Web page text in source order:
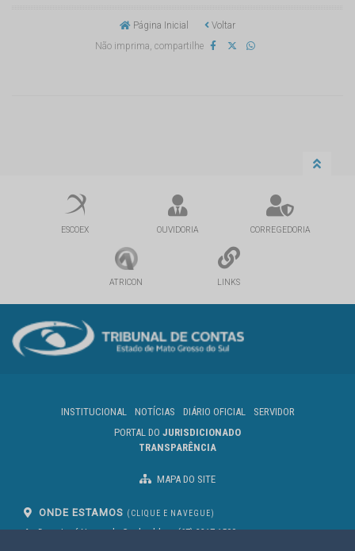
Página Inicial
Voltar
Não imprima, compartilhe
ESCOEX OUVIDORIA CORREGEDORIA
ATRICON LINKS
INSTITUCIONAL NOTÍCIAS DIÁRIO OFICIAL
SERVIDOR
PORTAL DO JURISDICIONADO
TRANSPARÊNCIA
MAPA DO SITE
ONDE ESTAMOS (CLIQUE E NAVEGUE)
Av. Des. José Nunes da Cunha, bloco(67) 3317-1500